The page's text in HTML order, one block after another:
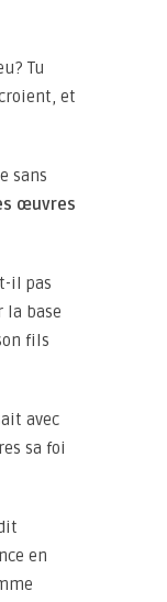
Tu
et
sans
œuvres
il pas
la base
fils
avec
sa foi
en